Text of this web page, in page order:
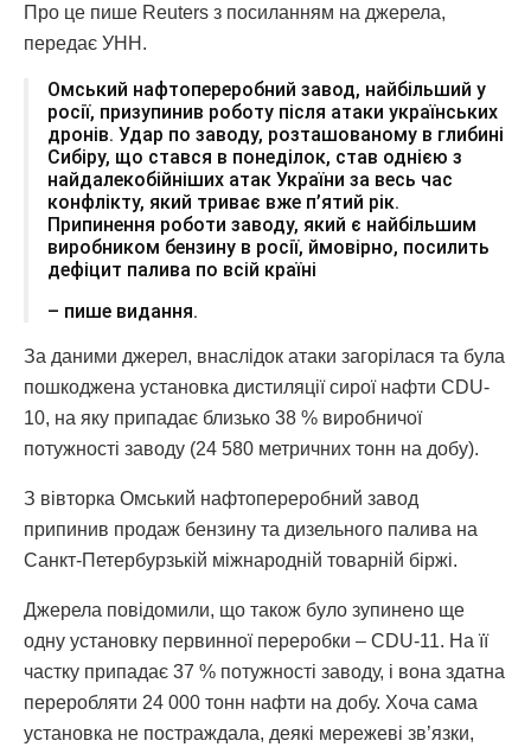
Про це пише Reuters з посиланням на джерела,
передає УНН.
Омський нафтопереробний завод, найбільший у
росії, ​призупинив роботу після атаки українських
дронів. Удар по заводу, розташованому в глибині
Сибіру, що стався в понеділок, став однією з
найдалекобійніших атак України за весь час
конфлікту, який триває вже п’ятий рік.
Припинення роботи заводу, який є найбільшим
виробником бензину в росії, ймовірно, посилить
дефіцит палива по всій країні
– пише видання.
За даними джерел, внаслідок атаки загорілася та була
пошкоджена установка дистиляції сирої нафти CDU-
10, на яку припадає близько 38 % виробничої
потужності заводу (24 580 метричних тонн на добу).
З вівторка Омський нафтопереробний завод
припинив продаж бензину та дизельного палива на
Санкт-Петербурзькій міжнародній товарній біржі.
Джерела повідомили, що також було зупинено ще
одну установку первинної переробки – CDU-11. На її
частку припадає 37 % потужності заводу, і вона здатна
переробляти 24 000 тонн нафти на добу. Хоча сама
установка не постраждала, деякі мережеві зв’язки,